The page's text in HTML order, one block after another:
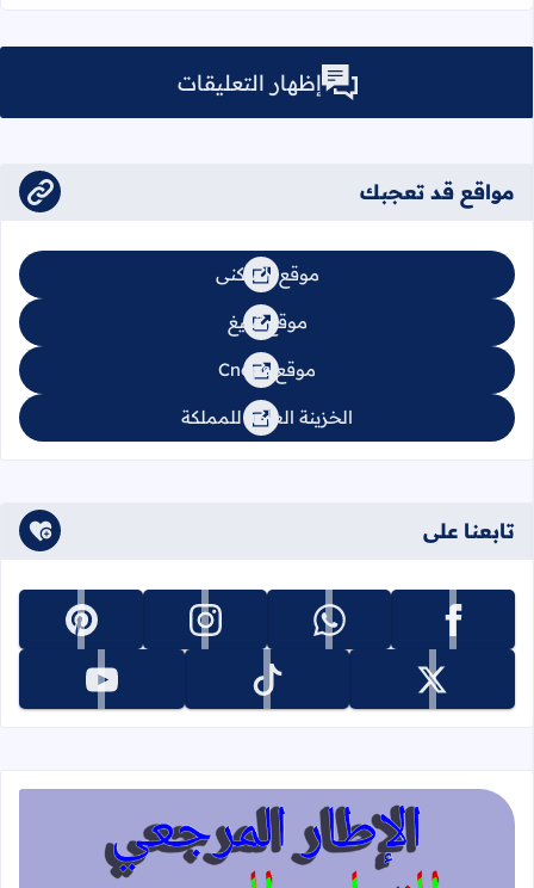
إظهار التعليقات
مواقع قد تعجبك
موقع السكنى
موقع تبليغ
موقع Cnops
الخزينة العامة للمملكة
تابعنا على
تابعنا على facebook تابعنا على whatsapp تابعنا على instagram تابعنا على pinterest
تابعنا على x تابعنا على tiktok تابعنا على youtube